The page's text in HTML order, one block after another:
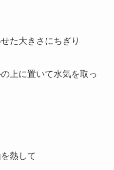
た大きさにちぎり
上に置いて水気を取っ
熱して